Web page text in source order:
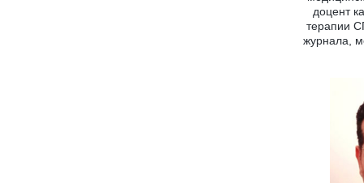
доцент
терапии
журнала,